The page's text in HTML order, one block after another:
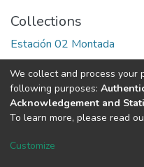
Collections
Estación 02 Montada
Full item page
Av. Plutarco Elías Calles
Chih., Méx. C.P.
We collect and process your
following purposes:
Acknowledgement and
To learn more, please read
Customize